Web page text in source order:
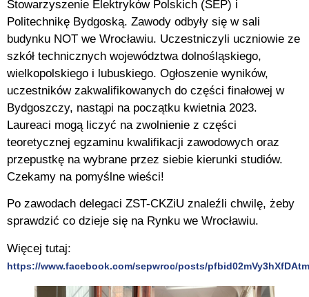
Stowarzyszenie Elektryków Polskich (SEP) i
Politechnikę Bydgoską. Zawody odbyły się w sali
budynku NOT we Wrocławiu. Uczestniczyli uczniowie ze
szkół technicznych województwa dolnośląskiego,
wielkopolskiego i lubuskiego. Ogłoszenie wyników,
uczestników zakwalifikowanych do części finałowej w
Bydgoszczy, nastąpi na początku kwietnia 2023.
Laureaci mogą liczyć na zwolnienie z części
teoretycznej egzaminu kwalifikacji zawodowych oraz
przepustkę na wybrane przez siebie kierunki studiów.
Czekamy na pomyślne wieści!
Po zawodach delegaci ZST-CKZiU znaleźli chwilę, żeby
sprawdzić co dzieje się na Rynku we Wrocławiu.
Więcej tutaj:
https://www.facebook.com/sepwroc/posts/